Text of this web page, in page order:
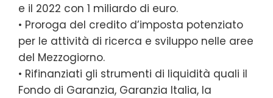
e il 2022 con 1 miliardo di euro.
• Proroga del credito d’imposta potenziato
per le attività di ricerca e sviluppo nelle aree
del Mezzogiorno.
• Rifinanziati gli strumenti di liquidità quali il
Fondo di Garanzia, Garanzia Italia, la